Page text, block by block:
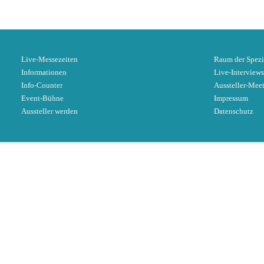
Live-Messezeiten
Informationen
Info-Counter
Event-Bühne
Aussteller werden
Raum der
Live-Interviews
Aussteller-
Impressum
Datenschutz